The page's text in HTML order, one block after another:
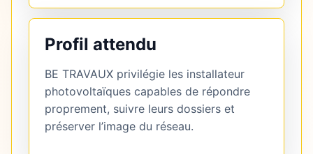
Profil attendu
BE TRAVAUX privilégie les installateur
photovoltaïques capables de répondre
proprement, suivre leurs dossiers et
préserver l’image du réseau.